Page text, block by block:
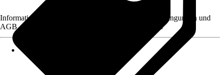
Informationen des Verkäufers, wie z. B. Rückgabebedingungen und
AGB, finden Sie bei Klick auf den Verkäufernamen.